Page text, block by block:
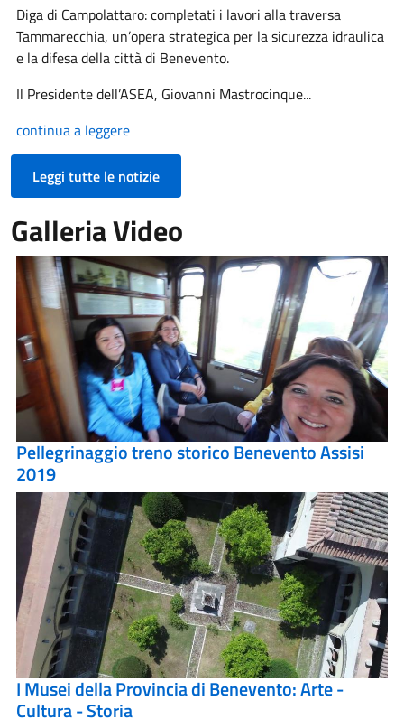
Diga di Campolattaro: completati i lavori alla traversa
Tammarecchia, un’opera strategica per la sicurezza idraulica
e la difesa della città di Benevento.
Il Presidente dell’ASEA, Giovanni Mastrocinque...
continua a leggere
Leggi tutte le notizie
Galleria Video
Pellegrinaggio treno storico Benevento Assisi
2019
I Musei della Provincia di Benevento: Arte -
Cultura - Storia